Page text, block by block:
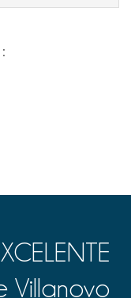
Villanovo